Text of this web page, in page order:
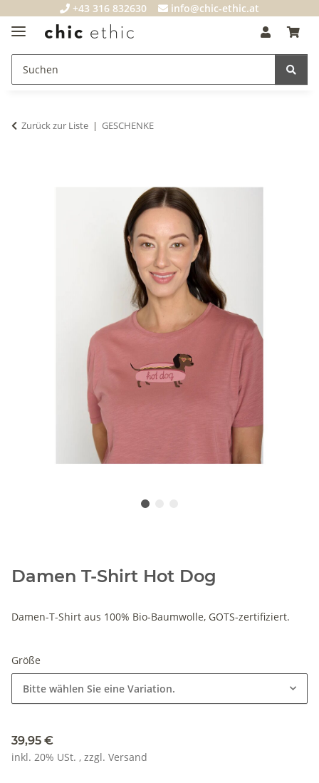
+43 316 832630 info@chic-ethic.at
Zurück zur Liste GESCHENKE
Damen T-Shirt Hot Dog
Damen-T-Shirt aus 100% Bio-Baumwolle, GOTS-zertifiziert.
Größe
Bitte wählen Sie eine Variation.
39,95 €
inkl. 20% USt. , zzgl. Versand